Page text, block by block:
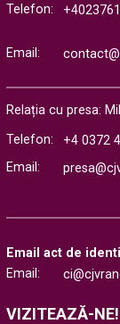
Telefon:
Email:
Relația cu presa:
Telefon:
+4 0372
Email:
Email act de
Email:
VIZITEAZĂ-NE!